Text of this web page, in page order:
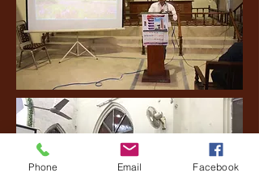
Phone Email Facebook